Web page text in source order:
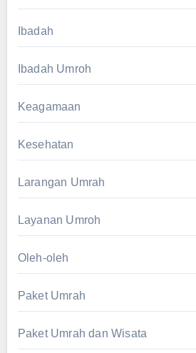
Ibadah
Ibadah Umroh
Keagamaan
Kesehatan
Larangan Umrah
Layanan Umroh
Oleh-oleh
Paket Umrah
Paket Umrah dan Wisata